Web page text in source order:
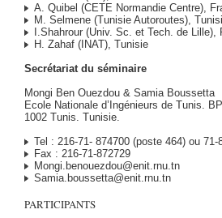
A. Quibel (CETE Normandie Centre),
M. Selmene (Tunisie Autoroutes),
I.Shahrour (Univ. Sc. et Tech. de Lille),
H. Zahaf (INAT), Tunisie
Secrétariat du séminaire
Mongi Ben Ouezdou & Samia Boussetta
Ecole Nationale d’Ingénieurs de Tunis.
1002 Tunis. Tunisie.
Tel : 216-71- 874700 (poste 464) ou 71-
Fax : 216-71-872729
Mongi.benouezdou@enit.rnu.tn
Samia.boussetta@enit.rnu.tn
PARTICIPANTS